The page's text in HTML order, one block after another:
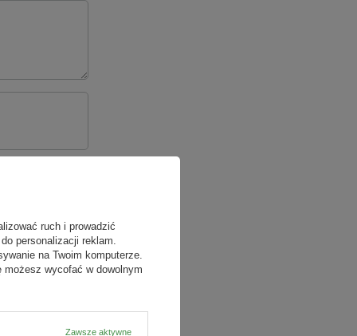
ruch i prowadzić
personalizacji reklam.
na Twoim komputerze.
możesz wycofać w dowolnym
Zawsze aktywne